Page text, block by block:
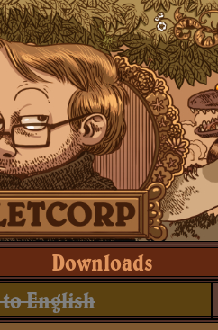
Downloads
English